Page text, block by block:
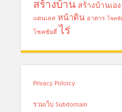
สร้างบ้าน สร้างบ้านเอง
แตนเลส หน้าดิน อาคาร โชคชั
โชคชัยสี่ ไร่
Privacy Poloicy
รวมเว็บ Subdomain